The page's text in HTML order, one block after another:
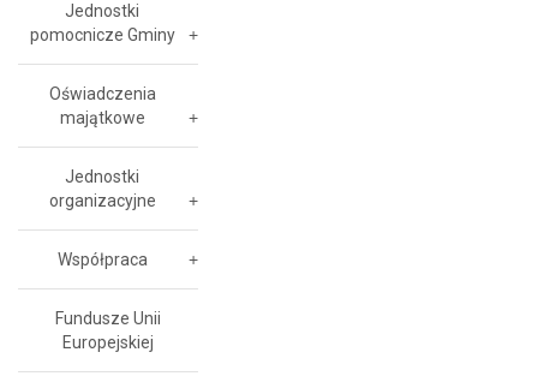
Jednostki
pomocnicze Gminy
Oświadczenia
majątkowe
Jednostki
organizacyjne
Współpraca
Fundusze Unii
Europejskiej